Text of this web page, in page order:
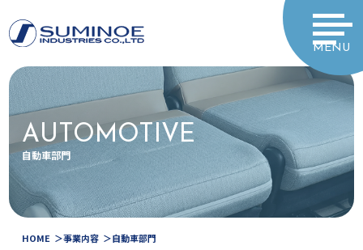
MENU
AUTOMOTIVE
自動車部門
HOME 事業内容 自動車部門